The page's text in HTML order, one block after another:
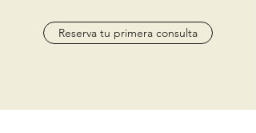
Reserva tu primera consulta